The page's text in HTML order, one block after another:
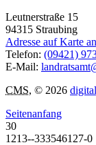
Leutnerstraße 15
94315 Straubing
Adresse auf Karte
Telefon: (09421)
E-Mail:
CMS, © 2026 digital
Seitenanfang
30
1213--333546127-0